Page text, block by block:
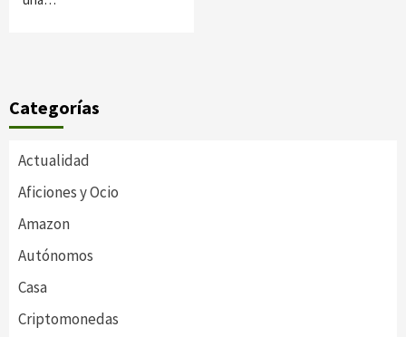
Categorías
Actualidad
Aficiones y Ocio
Amazon
Autónomos
Casa
Criptomonedas